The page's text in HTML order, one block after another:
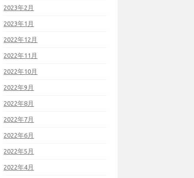
2023年2月
2023年1月
2022年12月
2022年11月
2022年10月
2022年9月
2022年8月
2022年7月
2022年6月
2022年5月
2022年4月